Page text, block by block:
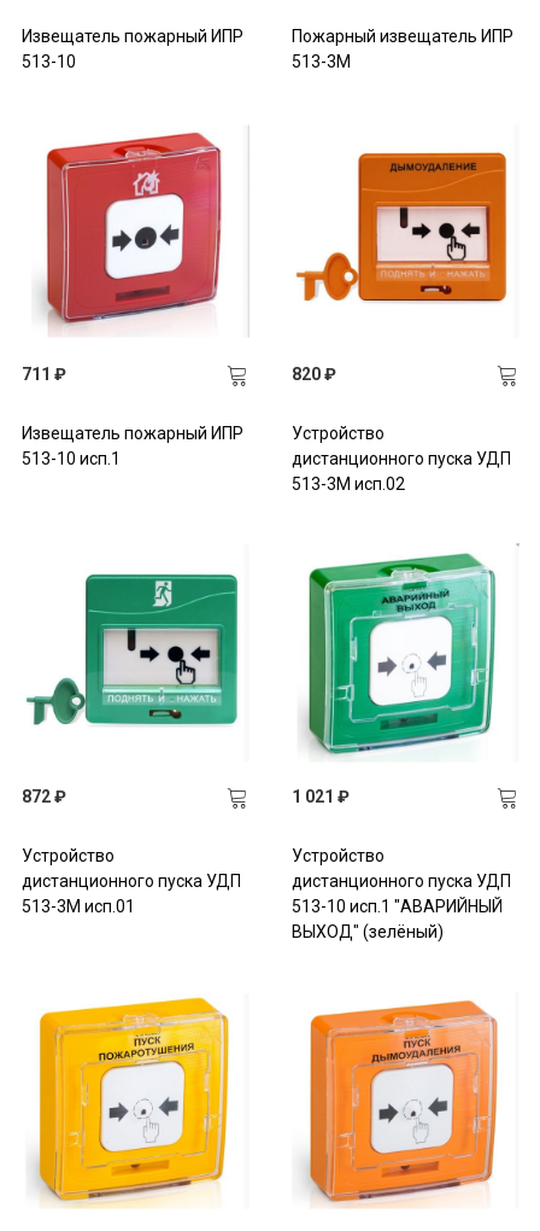
Извещатель пожарный ИПР
513-10
Пожарный извещатель ИПР
513-3М
711 ₽
Извещатель пожарный ИПР
513-10 исп.1
820 ₽
Устройство
дистанционного пуска УДП
513-3М исп.02
872 ₽
Устройство
дистанционного пуска УДП
513-3М исп.01
1 021 ₽
Устройство
дистанционного пуска УДП
513-10 исп.1 "АВАРИЙНЫЙ
ВЫХОД" (зелёный)